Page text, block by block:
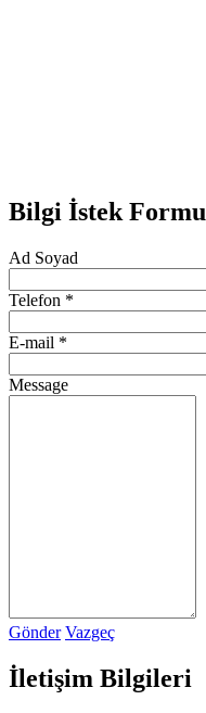
Bilgi İstek Formu
Ad Soyad
Telefon *
E-mail *
Message
Gönder Vazgeç
İletişim Bilgileri